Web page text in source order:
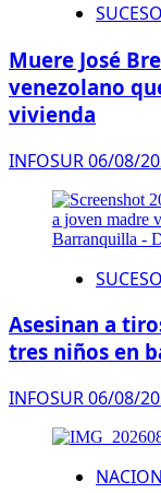
Muere José
venezolano
vivienda
INFOSUR06/08/
Asesinan a
tres niños en
INFOSUR06/08/